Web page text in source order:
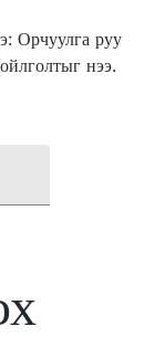
Орчуулга руу
нээ.